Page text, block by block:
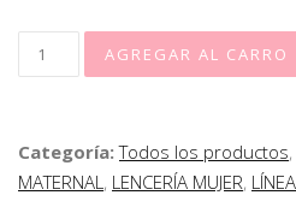
Categoría:Todos los productos,
MATERNAL , LENCERÍA MUJER,